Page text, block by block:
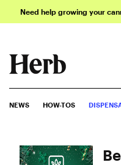
Need help growing your
NEWS HOW-TOS